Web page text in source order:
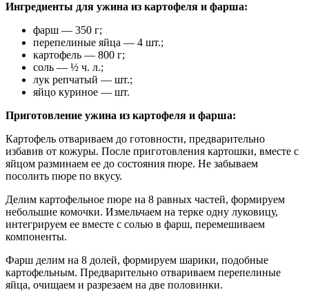
Ингредиенты для ужина из картофеля и фарша:
фарш — 350 г;
перепелиные яйца — 4 шт.;
картофель — 800 г;
соль — ½ ч. л.;
лук репчатый — шт.;
яйцо куриное — шт.
Приготовление ужина из картофеля и фарша:
Картофель отвариваем до готовности, предварительно
избавив от кожуры. После приготовления картошки, вместе с
яйцом разминаем ее до состояния пюре. Не забываем
посолить пюре по вкусу.
Делим картофельное пюре на 8 равных частей, формируем
небольшие комочки. Измельчаем на терке одну луковицу,
интегрируем ее вместе с солью в фарш, перемешиваем
компоненты.
Фарш делим на 8 долей, формируем шарики, подобные
картофельным. Предварительно отвариваем перепелиные
яйца, очищаем и разрезаем на две половинки.